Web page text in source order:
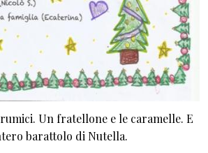
Un fratellone e le caramelle. E
barattolo di Nutella.